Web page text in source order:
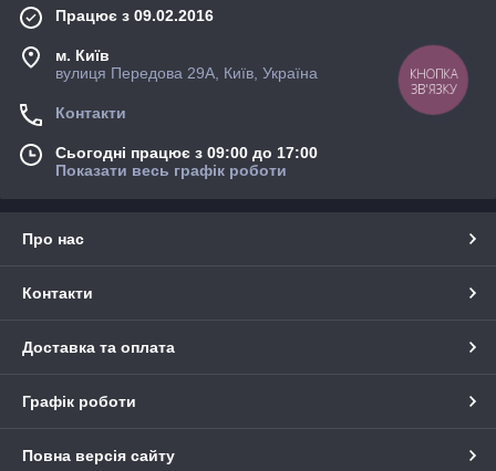
Працює з 09.02.2016
м. Київ
вулиця Передова 29А, Київ, Україна
Контакти
Сьогодні працює з 09:00 до 17:00
Показати весь графік роботи
Про нас
Контакти
Доставка та оплата
Графік роботи
Повна версія сайту
КНОПКА
ЗВ'ЯЗКУ